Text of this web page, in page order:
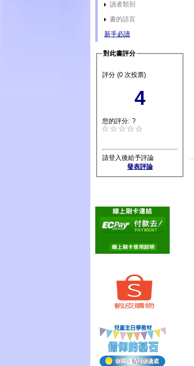
讀者類別
書的語言
新手必讀
對此書評分
評分 (0 次投票)
4
您的評分: ?
請登入後給予評論
發表評論